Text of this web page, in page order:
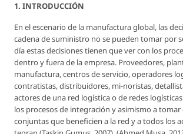
1. INTRODUCCIÓN
En el escenario de la manufactura global, las
cadena de suministro no se pueden tomar por
día estas decisiones tienen que ver con los
dentro y fuera de la empresa. Proveedores,
manufactura, centros de servicio, operadores
contratistas, distribuidores, mi-noristas,
actores de una red logística o de redes
los procesos de integración y asimismo a tomar
conjuntas que beneficien a la red y a todos los